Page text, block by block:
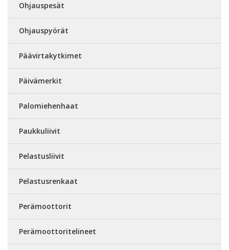
Ohjauspesät
Ohjauspyörät
Päävirtakytkimet
Päivämerkit
Palomiehenhaat
Paukkuliivit
Pelastusliivit
Pelastusrenkaat
Perämoottorit
Perämoottoritelineet